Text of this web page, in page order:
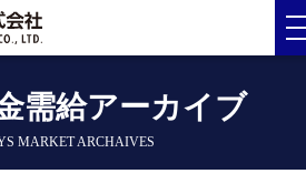
需給アーカイブ
MARKET ARCHAIVES